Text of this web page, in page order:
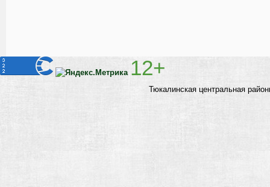
12+
Тюкалинская центральная